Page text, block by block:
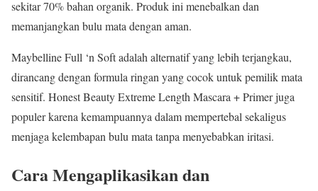
sekitar 70% bahan organik. Produk ini menebalkan dan
memanjangkan bulu mata dengan aman.
Maybelline Full ‘n Soft adalah alternatif yang lebih terjangkau,
dirancang dengan formula ringan yang cocok untuk pemilik mata
sensitif. Honest Beauty Extreme Length Mascara + Primer juga
populer karena kemampuannya dalam mempertebal sekaligus
menjaga kelembapan bulu mata tanpa menyebabkan iritasi.
Cara Mengaplikasikan dan